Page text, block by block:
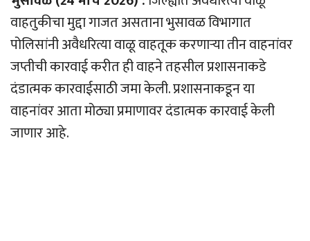
वाहतुकीचा मुद्दा गाजत असताना भुसावळ विभागात
पोलिसांनी अवैधरित्या वाळू वाहतूक करणार्‍या तीन वाहनांवर
जप्तीची कारवाई करीत ही वाहने तहसील प्रशासनाकडे
दंडात्मक कारवाईसाठी जमा केली. प्रशासनाकडून या
वाहनांवर आता मोठ्या प्रमाणावर दंडात्मक कारवाई केली
जाणार आहे.